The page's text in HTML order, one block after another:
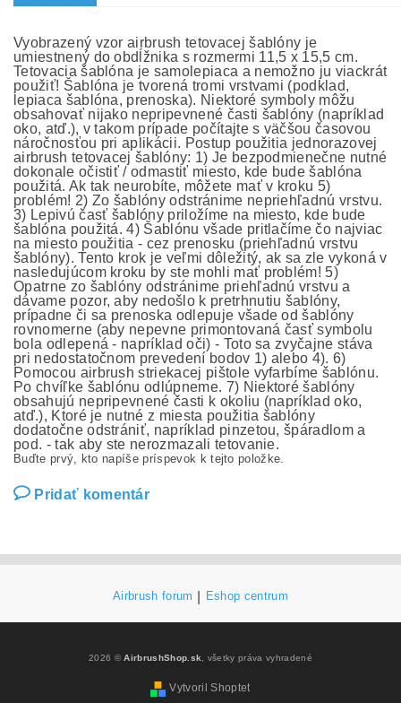
Vyobrazený vzor airbrush tetovacej šablóny je
umiestnený do obdĺžnika s rozmermi 11,5 x 15,5 cm.
Tetovacia šablóna je samolepiaca a nemožno ju viackrát
použiť! Šablóna je tvorená tromi vrstvami (podklad,
lepiaca šablóna, prenoska). Niektoré symboly môžu
obsahovať nijako nepripevnené časti šablóny (napríklad
oko, atď.), v takom prípade počítajte s väčšou časovou
náročnosťou pri aplikácii. Postup použitia jednorazovej
airbrush tetovacej šablóny: 1) Je bezpodmienečne nutné
dokonale očistiť / odmastiť miesto, kde bude šablóna
použitá. Ak tak neurobíte, môžete mať v kroku 5)
problém! 2) Zo šablóny odstránime nepriehľadnú vrstvu.
3) Lepivú časť šablóny priložíme na miesto, kde bude
šablóna použitá. 4) Šablónu všade pritlačíme čo najviac
na miesto použitia - cez prenosku (priehľadnú vrstvu
šablóny). Tento krok je veľmi dôležitý, ak sa zle vykoná v
nasledujúcom kroku by ste mohli mať problém! 5)
Opatrne zo šablóny odstránime priehľadnú vrstvu a
dávame pozor, aby nedošlo k pretrhnutiu šablóny,
prípadne či sa prenoska odlepuje všade od šablóny
rovnomerne (aby nepevne primontovaná časť symbolu
bola odlepená - napríklad oči) - Toto sa zvyčajne stáva
pri nedostatočnom prevedení bodov 1) alebo 4). 6)
Pomocou airbrush striekacej pištole vyfarbíme šablónu.
Po chvíľke šablónu odlúpneme. 7) Niektoré šablóny
obsahujú nepripevnené časti k okoliu (napríklad oko,
atď.), Ktoré je nutné z miesta použitia šablóny
dodatočne odstrániť, napríklad pinzetou, špáradlom a
pod. - tak aby ste nerozmazali tetovanie.
Buďte prvý, kto napíše príspevok k tejto položke.
Pridať komentár
Airbrush forum Eshop centrum
2026 ©AirbrushShop.sk , všetky práva vyhradené
Vytvoril Shoptet